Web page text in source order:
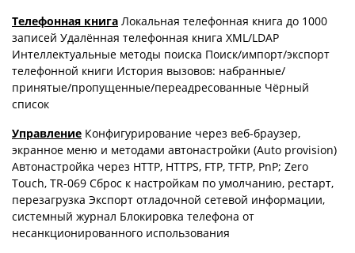
Телефонная книга Локальная телефонная книга до 1000
записей Удалённая телефонная книга XML/LDAP
Интеллектуальные методы поиска Поиск/импорт/экспорт
телефонной книги История вызовов: набранные/
принятые/пропущенные/переадресованные Чёрный
список
Управление Конфигурирование через веб-браузер,
экранное меню и методами автонастройки (Auto provision)
Автонастройка через HTTP, HTTPS, FTP, TFTP, PnP; Zero
Touch, TR-069 Сброс к настройкам по умолчанию, рестарт,
перезагрузка Экспорт отладочной сетевой информации,
системный журнал Блокировка телефона от
несанкционированного использования